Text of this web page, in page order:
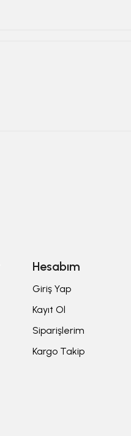
Hesabım
Giriş Yap
Kayıt Ol
Siparişlerim
Kargo Takip